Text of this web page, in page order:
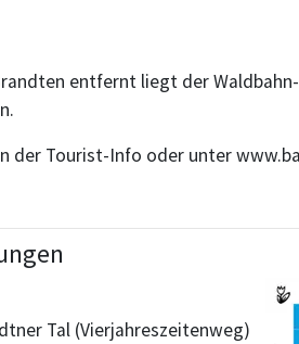
entfernt liegt der
der Tourist-Info oder unter
Tal (Vierjahreszeitenweg)